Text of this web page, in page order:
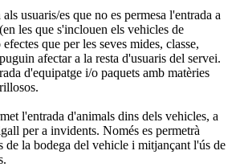
usuaris/es que no es permesa l'entrada a
les que s'inclouen els vehicles de
que per les seves mides, classe,
afectar a la resta d'usuaris del servei.
d'equipatge i/o paquets amb matèries
l'entrada d'animals dins dels vehicles, a
per a invidents. Només es permetrà
de la bodega del vehicle i mitjançant l'ús de